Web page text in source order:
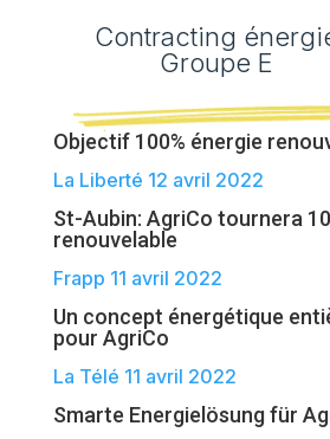
Contracting
Groupe E
Objectif 100% énergie
La Liberté 12 avril 2022
St-Aubin: AgriCo tournera
renouvelable
Frapp 11 avril 2022
Un concept énergétique
pour AgriCo
La Télé 11 avril 2022
Smarte Energielösung für